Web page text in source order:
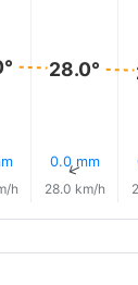
h
28.0°
0.0 mm
↑
28.0 km/h